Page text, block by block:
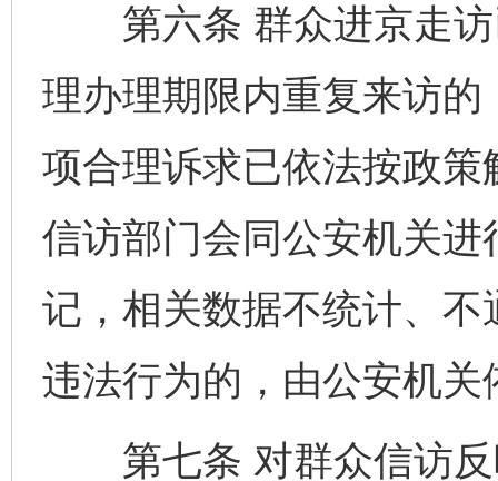
第六条 群众进京走访
理办理期限内重复来访
项合理诉求已依法按政
信访部门会同公安机关
记，相关数据不统计、
违法行为的，由公安机关
第七条 对群众信访反